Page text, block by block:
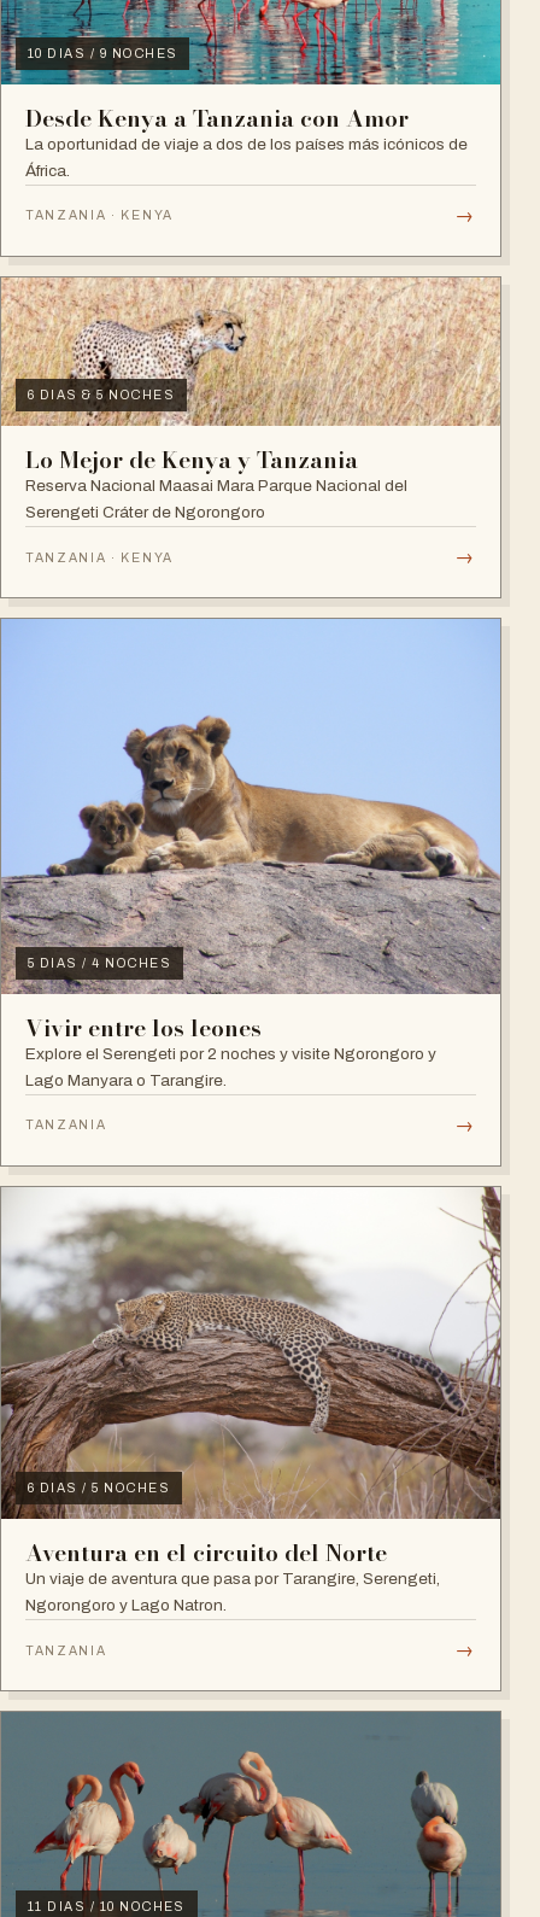
10 DIAS / 9 NOCHES
Desde Kenya a Tanzania con Amor
La oportunidad de viaje a dos de los países más icónicos de
África.
TANZANIA · KENYA →
6 DIAS & 5 NOCHES
Lo Mejor de Kenya y Tanzania
Reserva Nacional Maasai Mara Parque Nacional del
Serengeti Cráter de Ngorongoro
TANZANIA · KENYA →
5 DIAS / 4 NOCHES
Vivir entre los leones
Explore el Serengeti por 2 noches y visite Ngorongoro y
Lago Manyara o Tarangire.
TANZANIA →
6 DIAS / 5 NOCHES
Aventura en el circuito del Norte
Un viaje de aventura que pasa por Tarangire, Serengeti,
Ngorongoro y Lago Natron.
TANZANIA →
11 DIAS / 10 NOCHES